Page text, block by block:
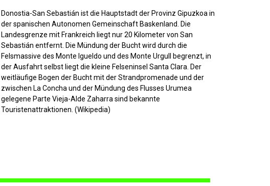
Donostia-San Sebastián ist die Hauptstadt der Provinz Gipuzkoa in
der spanischen Autonomen Gemeinschaft Baskenland. Die
Landesgrenze mit Frankreich liegt nur 20 Kilometer von San
Sebastián entfernt. Die Mündung der Bucht wird durch die
Felsmassive des Monte Igueldo und des Monte Urgull begrenzt, in
der Ausfahrt selbst liegt die kleine Felseninsel Santa Clara. Der
weitläufige Bogen der Bucht mit der Strandpromenade und der
zwischen La Concha und der Mündung des Flusses Urumea
gelegene Parte Vieja-Alde Zaharra sind bekannte
Touristenattraktionen. (Wikipedia)